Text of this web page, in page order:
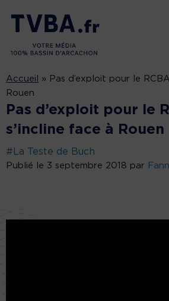
Accueil » Pas d’exploit pour le
Rouen
Pas d’exploit pour le
s’incline face à Rouen
#La Teste de Buch
Publié le 3 septembre 2018 par